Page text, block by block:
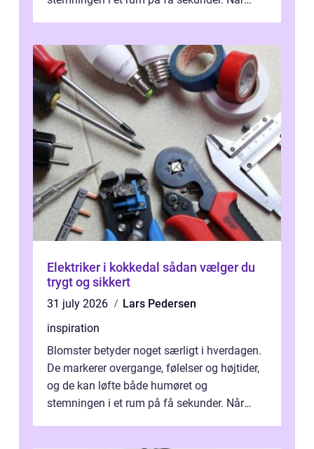
Elektriker i kokkedal sådan vælger du
trygt og sikkert
31 july 2026
Lars Pedersen
inspiration
Blomster betyder noget særligt i hverdagen.
De markerer overgange, følelser og højtider,
og de kan løfte både humøret og
stemningen i et rum på få sekunder. Når